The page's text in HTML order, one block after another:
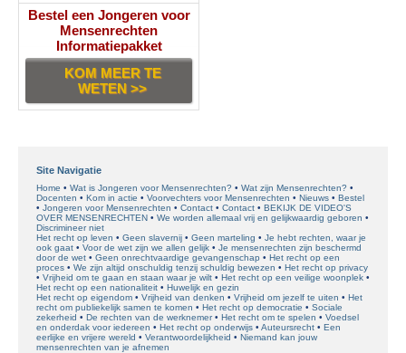
Bestel een Jongeren voor
Mensenrechten
Informatiepakket
KOM MEER TE
WETEN >>
Site Navigatie
Home Wat is Jongeren voor Mensenrechten?
Wat zijn Mensenrechten?
Docenten
Kom in actie Voorvechters voor Mensenrechten Nieuws
Bestel
Jongeren voor Mensenrechten
Contact Contact
BEKIJK DE VIDEO'S
OVER MENSENRECHTEN
We worden allemaal vrij en gelijkwaardig geboren
Discrimineer niet
Het recht op leven
Geen slavernij Geen marteling
Je hebt rechten, waar je
ook gaat
Voor de wet zijn we allen gelijk
Je mensenrechten zijn beschermd
door de wet
Geen onrechtvaardige gevangenschap
Het recht op een
proces
We zijn altijd onschuldig tenzij schuldig bewezen
Het recht op privacy
Vrijheid om te gaan en staan waar je wilt
Het recht op een veilige woonplek
Het recht op een nationaliteit
Huwelijk en gezin
Het recht op eigendom
Vrijheid van denken Vrijheid om jezelf te uiten
Het
recht om publiekelijk samen te komen
Het recht op democratie
Sociale
zekerheid
De rechten van de werknemer Het recht om te spelen
Voedsel
en onderdak voor iedereen
Het recht op onderwijs Auteursrecht
Een
eerlijke en vrijere wereld
Verantwoordelijkheid
Niemand kan jouw
mensenrechten van je afnemen